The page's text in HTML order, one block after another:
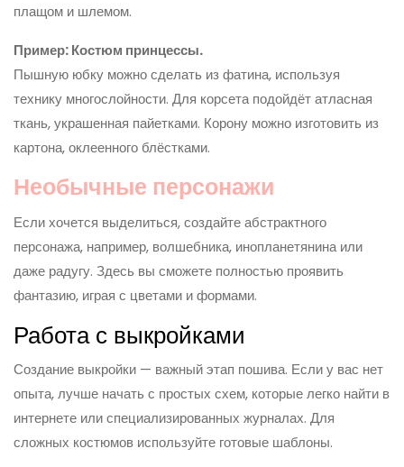
плащом и шлемом.
Пример: Костюм принцессы.
Пышную юбку можно сделать из фатина, используя
технику многослойности. Для корсета подойдёт атласная
ткань, украшенная пайетками. Корону можно изготовить из
картона, оклеенного блёстками.
Необычные персонажи
Если хочется выделиться, создайте абстрактного
персонажа, например, волшебника, инопланетянина или
даже радугу. Здесь вы сможете полностью проявить
фантазию, играя с цветами и формами.
Работа с выкройками
Создание выкройки — важный этап пошива. Если у вас нет
опыта, лучше начать с простых схем, которые легко найти в
интернете или специализированных журналах. Для
сложных костюмов используйте готовые шаблоны.